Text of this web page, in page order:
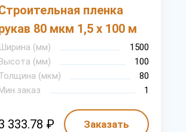
пленка
80 мкм 1,5 х 100 м
Ширина (мм)
1500
(мм)
100
(мкм)
80
1
333.78 ₽ Заказать